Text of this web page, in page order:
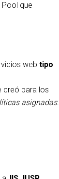
que
web tipo
creó para los
asignadas: